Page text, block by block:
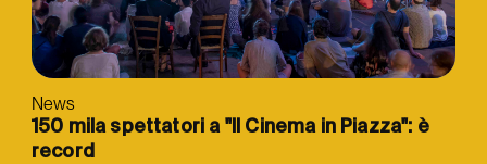
News
150 mila spettatori a "Il Cinema in Piazza": è
record